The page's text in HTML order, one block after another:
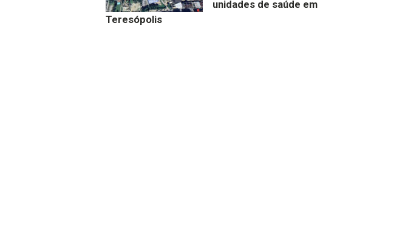
unidades de saúde em
Teresópolis